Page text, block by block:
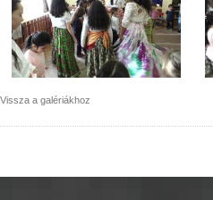
Vissza a galériákhoz